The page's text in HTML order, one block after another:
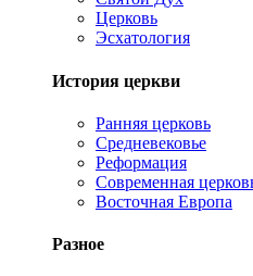
Церковь
Эсхатология
История церкви
Ранняя церковь
Средневековье
Реформация
Современная
Восточная Европа
Разное